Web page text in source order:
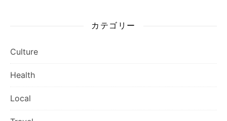
カテゴリー
Culture
Health
Local